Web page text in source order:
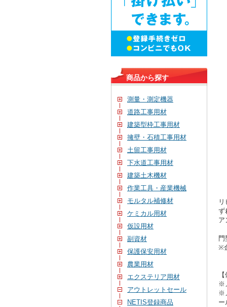
商品から探す
測量・測定機器
道路工事用材
建築型枠工事用材
擁壁・石積工事用材
土留工事用材
下水道工事用材
建築土木機材
作業工具・産業機械
モルタル補修材
ケミカル用材
仮設用材
副資材
保護保安用材
農業用材
エクステリア用材
アウトレットセール
NETIS登録商品
ず
ア
門
※
※
※
ー